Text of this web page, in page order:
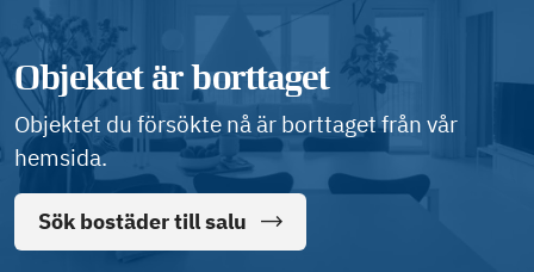
Objektet är borttaget
Objektet du försökte nå är borttaget från vår
hemsida.
Sök bostäder till salu